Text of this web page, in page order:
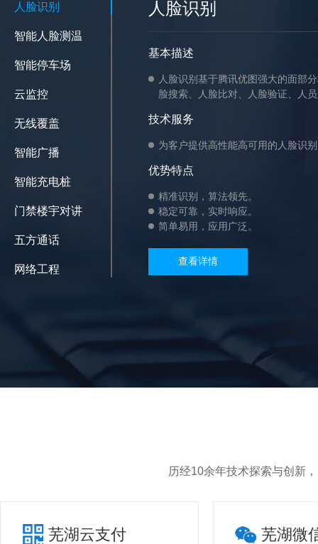
人脸识别
智能人脸测温
智能停车场
云监控
无线覆盖
智能广播
智能充电桩
门禁楼宇对讲
五方通话
网络工程
人脸识别
基本描述
人脸识别基于腾讯优图强大的面部
脸搜索、人脸比对、人脸验证、人
技术服务
为客户提供高性能高可用的人脸识
优势特点
精准识别，算法领先。
稳定可靠，实时响应。
简单易用，应用广泛。
查看详情
历经10余年技术探索与创新
芜湖云支付 芜湖微